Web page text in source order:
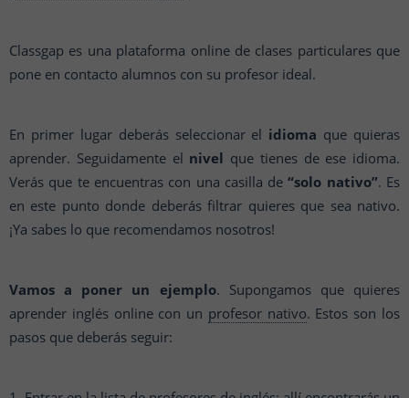
Classgap es una plataforma online de clases particulares que
pone en contacto alumnos con su profesor ideal.
En primer lugar deberás seleccionar el idioma que quieras
aprender. Seguidamente el nivel que tienes de ese idioma.
Verás que te encuentras con una casilla de“solo nativo”. Es
en este punto donde deberás filtrar quieres que sea nativo.
¡Ya sabes lo que recomendamos nosotros!
Vamos a poner un ejemplo. Supongamos que quieres
aprender inglés online con un profesor nativo. Estos son los
pasos que deberás seguir: